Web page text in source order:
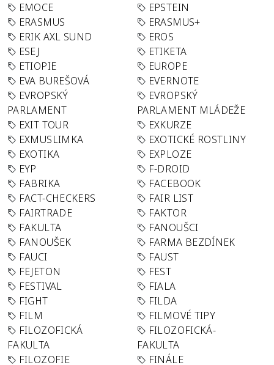
EMOCE
EPSTEIN
ERASMUS
ERASMUS+
ERIK AXL SUND
EROS
ESEJ
ETIKETA
ETIOPIE
EUROPE
EVA BUREŠOVÁ
EVERNOTE
EVROPSKÝ
PARLAMENT
EVROPSKÝ
PARLAMENT MLÁDEŽE
EXIT TOUR
EXKURZE
EXMUSLIMKA
EXOTICKÉ ROSTLINY
EXOTIKA
EXPLOZE
EYP
F-DROID
FABRIKA
FACEBOOK
FACT-CHECKERS
FAIR LIST
FAIRTRADE
FAKTOR
FAKULTA
FANOUŠCI
FANOUŠEK
FARMA BEZDÍNEK
FAUCI
FAUST
FEJETON
FEST
FESTIVAL
FIALA
FIGHT
FILDA
FILM
FILMOVÉ TIPY
FILOZOFICKÁ
FAKULTA
FILOZOFICKÁ-
FAKULTA
FILOZOFIE
FINÁLE